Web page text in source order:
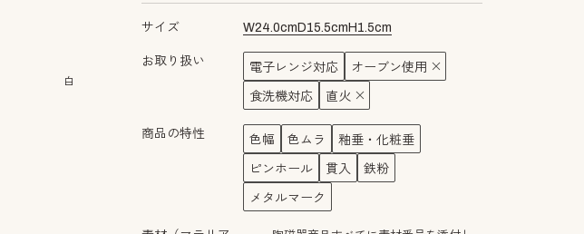
白
サイズ W24.0cm D15.5cm H 1.5cm
お取り扱い 電子レンジ対応 オーブン使用
食洗機対応 直火
商品の特性 色幅 色ムラ 釉垂・化粧垂
ピンホール 貫入 鉄粉
メタルマーク